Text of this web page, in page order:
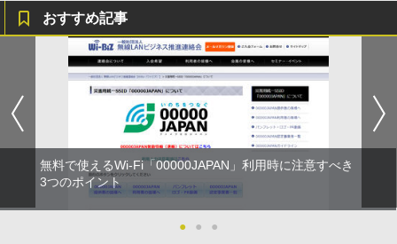
おすすめ記事
無料で使えるWi-Fi「00000JAPAN」利用時に注意すべき
3つのポイント
● ● ●